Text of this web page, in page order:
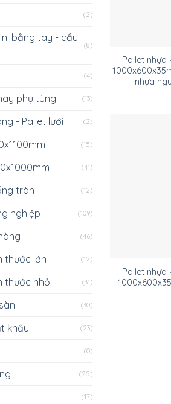
(2)
bằng tay - cẩu
(8)
(4)
phụ tùng (13)
- Pallet lưới (2)
(15)
(41)
tràn (12)
nghiệp (109)
(46)
thước lớn (12)
thước nhỏ (31)
(30)
khẩu (23)
(0)
(25)
(17)
Pallet nhựa
nhựa
Pallet nhựa